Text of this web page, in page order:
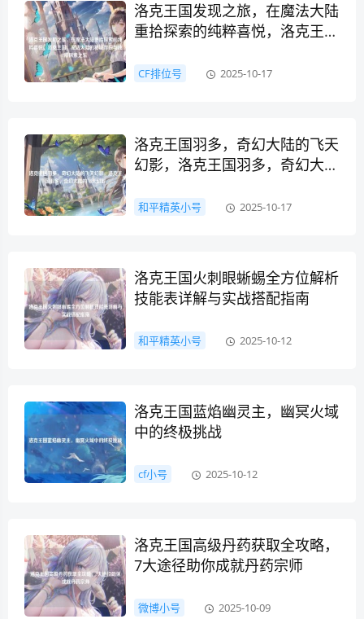
洛克王国发现之旅，在魔法大陆
重拾探索的纯粹喜悦，洛克王
探索之乐
CF排位号 2025-10-17
洛克王国羽多，奇幻大陆的飞天
幻影，洛克王国羽多，奇幻大陆
和平精英小号 2025-10-17
洛克王国火刺眼蜥蜴全方位解析
技能表详解与实战搭配指南
和平精英小号 2025-10-12
洛克王国蓝焰幽灵主，幽冥火域
中的终极挑战
cf小号 2025-10-12
洛克王国高级丹药获取全攻略，
7大途径助你成就丹药宗师
微博小号 2025-10-09